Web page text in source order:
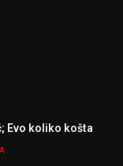
Evo koliko košta